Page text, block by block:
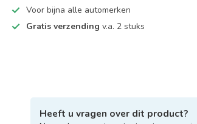
Voor bijna alle automerken
Gratis verzending v.a. 2 stuks
Heeft u vragen over dit product?